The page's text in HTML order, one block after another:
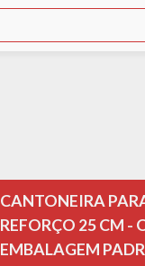
CANTONEIRA
REFORÇO 25 CM -
EMBALAGEM